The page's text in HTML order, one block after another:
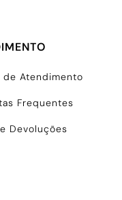
de Atendimento
Frequentes
Devoluções